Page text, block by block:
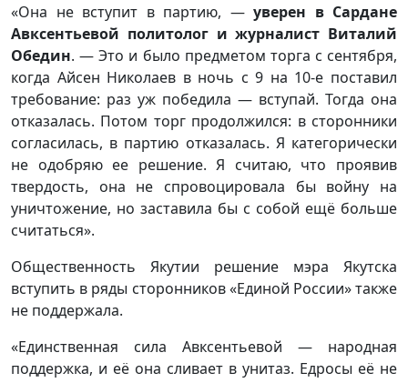
«Она не вступит в партию, — уверен в Сардане
Авксентьевой политолог и журналист Виталий
Обедин. — Это и было предметом торга с сентября,
когда Айсен Николаев в ночь с 9 на 10-е поставил
требование: раз уж победила — вступай. Тогда она
отказалась. Потом торг продолжился: в сторонники
согласилась, в партию отказалась. Я категорически
не одобряю ее решение. Я считаю, что проявив
твердость, она не спровоцировала бы войну на
уничтожение, но заставила бы с собой ещё больше
считаться».
Общественность Якутии решение мэра Якутска
вступить в ряды сторонников «Единой России» также
не поддержала.
«Единственная сила Авксентьевой — народная
поддержка, и её она сливает в унитаз. Едросы её не